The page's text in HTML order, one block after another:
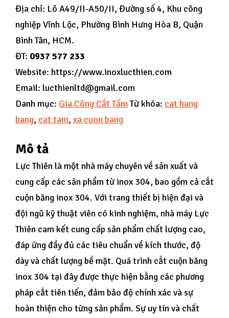
Địa chỉ: Lô A49/II-A50/II, Đường số 4, Khu công
nghiệp Vĩnh Lộc, Phường Bình Hưng Hòa B, Quận
Bình Tân, HCM.
ĐT: 0937 577 233
Website: https://www.inoxlucthien.com
Email: lucthienltd@gmail.com
Danh mục: Gia Công Cắt Tấm Từ khóa: cat hang
bang, cat tam, xa cuon bang
Mô tả
Lực Thiên là một nhà máy chuyên về sản xuất và
cung cấp các sản phẩm từ inox 304, bao gồm cả cắt
cuộn băng inox 304. Với trang thiết bị hiện đại và
đội ngũ kỹ thuật viên có kinh nghiệm, nhà máy Lực
Thiên cam kết cung cấp sản phẩm chất lượng cao,
đáp ứng đầy đủ các tiêu chuẩn về kích thước, độ
dày và chất lượng bề mặt. Quá trình cắt cuộn băng
inox 304 tại đây được thực hiện bằng các phương
pháp cắt tiên tiến, đảm bảo độ chính xác và sự
hoàn thiện cho từng sản phẩm. Sự uy tín và chất